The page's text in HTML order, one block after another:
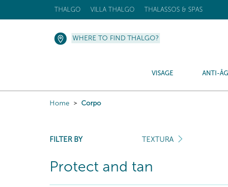
THALGO VILLA THALGO THALASSOS & SPAS
WHERE TO FIND THALGO?
VISAGE ANTI-
Home Corpo
FILTER BY TEXTURA
Protect and tan